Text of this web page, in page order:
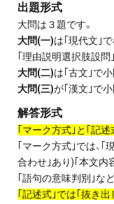
出題形式
大問は３題です。
大問(一)は｢現代文｣
｢理由説明選択肢設問
大問(二)は｢古文｣で
大問(三)が｢漢文｣で
解答形式
｢マーク方式｣と｢記
｢マーク方式｣では、
合わせ｣あり)｢本文内
｢語句の意味判別｣な
｢記述式｣では｢抜き